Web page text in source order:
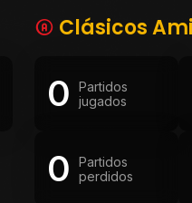
Clásicos
0
Partidos
jugados
0
Partidos
perdidos